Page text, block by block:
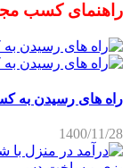
راهنمای کسب
راه های رسیدن به
1400/11/28